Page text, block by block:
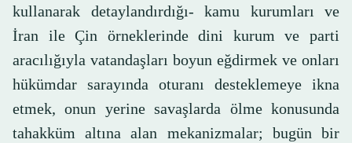
kullanarak detaylandırdığı- kamu kurumları ve
İran ile Çin örneklerinde dini kurum ve parti
aracılığıyla vatandaşları boyun eğdirmek ve onları
hükümdar sarayında oturanı desteklemeye ikna
etmek, onun yerine savaşlarda ölme konusunda
tahakküm altına alan mekanizmalar; bugün bir